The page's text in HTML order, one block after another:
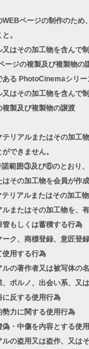
ページの制作のため
。
はその加工物を含んで
ジの複製及び複製物の
PhotoCinemaシリー
はその加工物を含んで
製及び複製物の譲渡
アルまたはその加工物
できません。
範囲③及び⑥のとおり、
はその加工物を会員が作
アルまたはその加工物
たはその加工物を、有
管もしくは蓄積する行為
、商標登録、意匠登録
使用する行為
の著作者又は被写体の
ポルノ、出会い系、又
反する使用行為
力に関する使用行為
・中傷を内容とする使
盗用又は盗作、又はそ